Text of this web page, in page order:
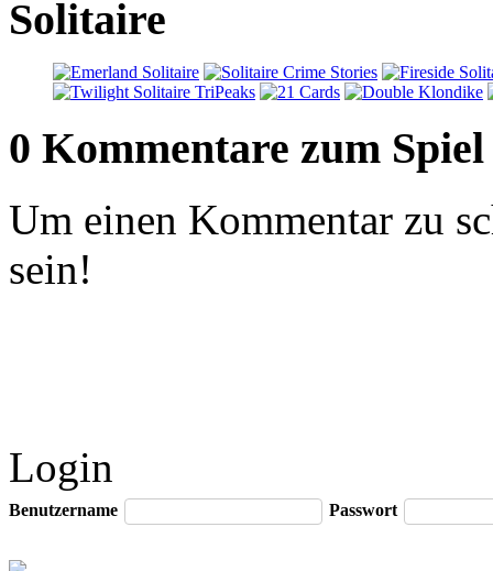
Solitaire
0 Kommentare zum Spiel
Um einen Kommentar zu
sein!
Login
Benutzername Passwort